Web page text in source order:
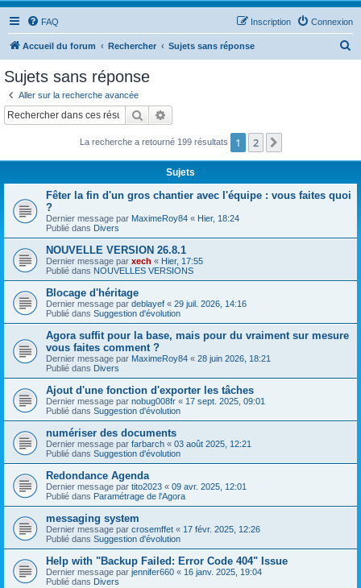
FAQ Connexion
Inscription
Accueil du forum Rechercher Sujets sans réponse
c
Sujets sans réponse
Aller sur la recherche avancée
Rechercher
La recherche a retourné 199 résultats 1 2
Sujets
Fêter la fin d'un gros chantier avec l'équipe : vous faites quoi
?
Dernier message par MaximeRoy84 « Hier, 18:24
Publié dans Divers
NOUVELLE VERSION 26.8.1
Dernier message par xech « Hier, 17:55
Publié dans NOUVELLES VERSIONS
Blocage d'héritage
Dernier message par deblayef « 29 juil. 2026, 14:16
Publié dans Suggestion d'évolution
Agora suffit pour la base, mais pour du vraiment sur mesure
vous faites comment ?
Dernier message par MaximeRoy84 « 28 juin 2026, 18:21
Publié dans Divers
Ajout d'une fonction d'exporter les tâches
Dernier message par nobug008fr « 17 sept. 2025, 09:01
Publié dans Suggestion d'évolution
numériser des documents
Dernier message par farbarch « 03 août 2025, 12:21
Publié dans Suggestion d'évolution
Redondance Agenda
Dernier message par tito2023 « 09 avr. 2025, 12:01
Publié dans Paramétrage de l'Agora
messaging system
Dernier message par crosemffet « 17 févr. 2025, 12:26
Publié dans Suggestion d'évolution
Help with "Backup Failed: Error Code 404" Issue
Dernier message par jennifer660 « 16 janv. 2025, 19:04
Publié dans Divers